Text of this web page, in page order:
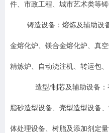
件、市政工程、城市艺术类等
铸造设备：熔炼及辅助设
金熔化炉、镁合金熔化炉、真
精炼炉、自动浇注机、转运包
造型/制芯及辅助设备
脂砂造型设备、壳型造型设备
体处理设备、树脂及添加剂定